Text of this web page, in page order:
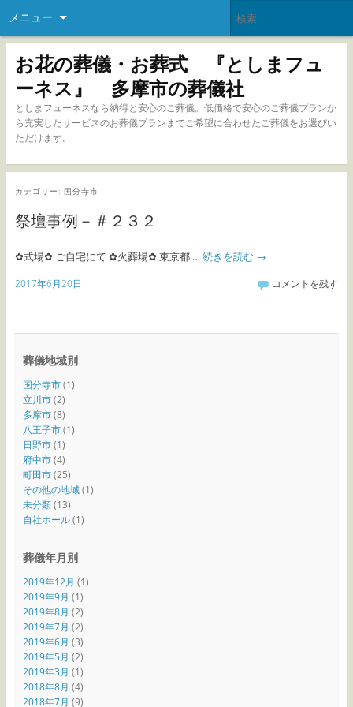
メニュー
お花の葬儀・お葬式 『としまフュ
ーネス』 多摩市の葬儀社
としまフューネスなら納得と安心のご葬儀。低価格で安心のご葬儀プランか
ら充実したサービスのお葬儀プランまでご希望に合わせたご葬儀をお選びい
ただけます。
カテゴリー: 国分寺市
祭壇事例－＃２３２
✿式場✿ ご自宅にて ✿火葬場✿ 東京都 … 続きを読む →
2017年6月20日 コメントを残す
葬儀地域別
国分寺市(1)
立川市(2)
多摩市(8)
八王子市(1)
日野市(1)
府中市(4)
町田市(25)
その他の地域(1)
未分類(13)
自社ホール(1)
葬儀年月別
2019年12月 (1)
2019年9月 (1)
2019年8月 (2)
2019年7月 (2)
2019年6月 (3)
2019年5月 (2)
2019年3月 (1)
2018年8月 (4)
2018年7月 (9)